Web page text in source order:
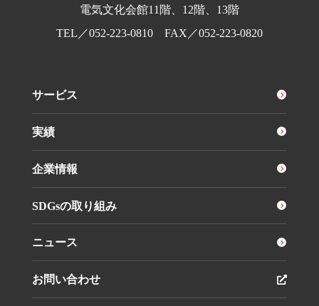
電気文化会館11階、12階、13階
TEL／052-223-0810 FAX／052-223-0820
サービス
実績
企業情報
SDGsの取り組み
ニュース
お問い合わせ